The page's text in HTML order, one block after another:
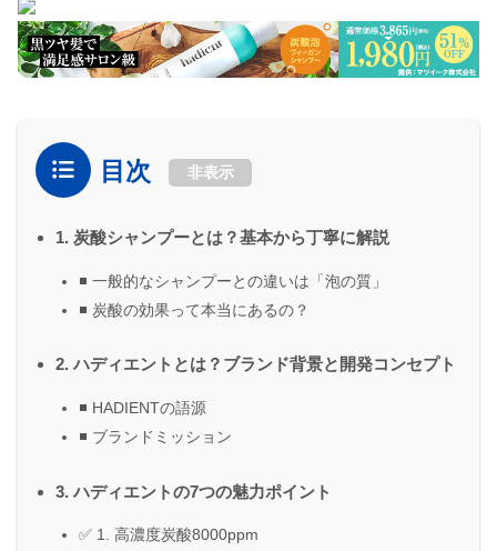
目次 非表示
1. 炭酸シャンプーとは？基本から丁寧に解説
◾ 一般的なシャンプーとの違いは「泡の質」
◾ 炭酸の効果って本当にあるの？
2. ハディエントとは？ブランド背景と開発コンセプト
◾ HADIENTの語源
◾ ブランドミッション
3. ハディエントの7つの魅力ポイント
✅ 1. 高濃度炭酸8000ppm